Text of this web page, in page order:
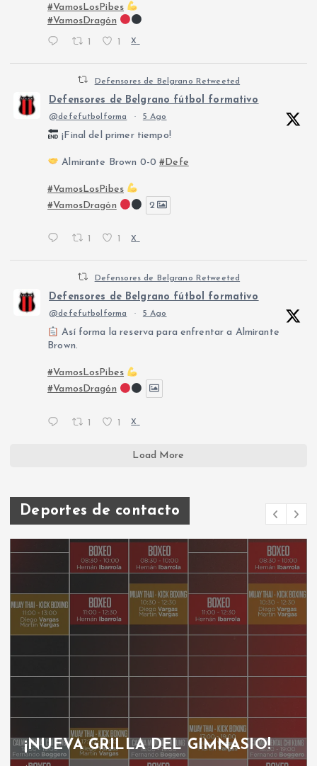
#VamosLosPibes
#VamosDragón
1 1 X
Defensores de Belgrano Retweeted
Defensores de Belgrano fútbol formativo
@defefutbolforma · 5 Ago
¡Final del primer tiempo!
Almirante Brown 0-0#Defe
#VamosLosPibes
#VamosDragón
2
X
Defensores de Belgrano Retweeted
Defensores de Belgrano fútbol formativo
@defefutbolforma · 5 Ago
Así forma la reserva para enfrentar a Almirante
Brown.
#VamosLosPibes
#VamosDragón
1 1 X
Load More
Deportes de contacto
¡NUEVA GRILLA DEL GIMNASIO!